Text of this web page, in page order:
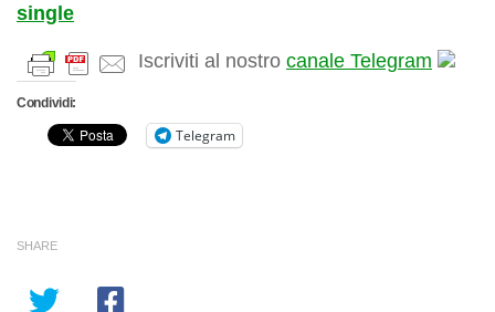
single
Iscriviti al nostro canale Telegram
Condividi:
Telegram
SHARE